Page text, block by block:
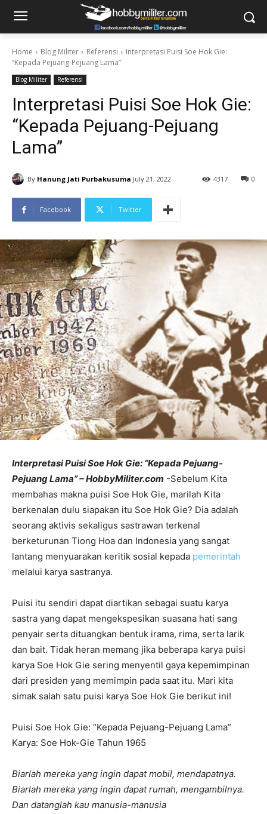
Home Blog Militer Referensi
Interpretasi Puisi Soe Hok Gie:
“Kepada Pejuang-Pejuang Lama”
Blog Militer Referensi
Interpretasi Puisi Soe Hok Gie:
“Kepada Pejuang-Pejuang
Lama”
By Hanung Jati Purbakusuma July 21, 2022 0
4317
Facebook Twitter
Interpretasi Puisi Soe Hok Gie: “Kepada Pejuang-
Pejuang Lama” – HobbyMiliter.com -Sebelum Kita
membahas makna puisi Soe Hok Gie, marilah Kita
berkenalan dulu siapakan itu Soe Hok Gie? Dia adalah
seorang aktivis sekaligus sastrawan terkenal
berketurunan Tiong Hoa dan Indonesia yang sangat
lantang menyuarakan keritik sosial kepada pemerintah
melalui karya sastranya.
Puisi itu sendiri dapat diartikan sebagai suatu karya
sastra yang dapat mengekspesikan suasana hati sang
penyair serta dituangkan bentuk irama, rima, serta larik
dan bait. Tidak heran memang jika beberapa karya puisi
karya Soe Hok Gie sering menyentil gaya kepemimpinan
dari presiden yang memimpin pada saat itu. Mari kita
simak salah satu puisi karya Soe Hok Gie berikut ini!
Puisi Soe Hok Gie: “Kepada Pejuang-Pejuang Lama”
Karya: Soe Hok-Gie Tahun 1965
Biarlah mereka yang ingin dapat mobil, mendapatnya.
Biarlah mereka yang ingin dapat rumah, mengambilnya.
Dan datanglah kau manusia-manusia